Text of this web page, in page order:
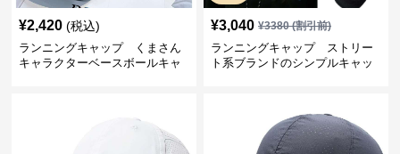
¥2,420 (税込)
ランニングキャップ くまさん
キャラクターベースボールキャ
¥3,040 ¥3380(割引前)
ランニングキャップ ストリー
ト系ブランドのシンプルキャッ